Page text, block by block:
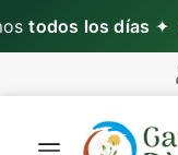
todos los días✦